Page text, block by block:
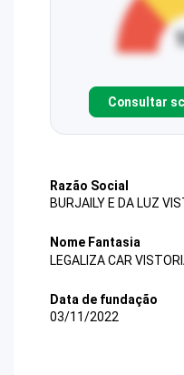
Consultar
Razão Social
BURJAILY E DA LUZ
Nome Fantasia
LEGALIZA CAR
Data de fundação
03/11/2022